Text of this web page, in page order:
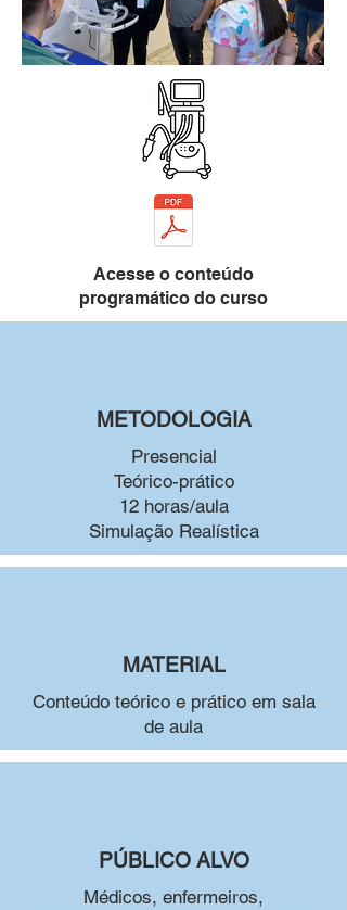
Acesse o conteúdo
programático do curso
METODOLOGIA
Presencial
Teórico-prático
12 horas/aula
Simulação Realística
MATERIAL
Conteúdo teórico e prático em sala
de aula
PÚBLICO ALVO
Médicos, enfermeiros,